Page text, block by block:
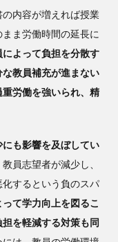
の内容が増えれば授業
ま労働時間の延長に
よって負担を分散す
教員補充が進まない
労働を強いられ、精
も影響を及ぼしてい
員志望者が減少し、
するという負のスパ
て学力向上を図るこ
を軽減する対策も同